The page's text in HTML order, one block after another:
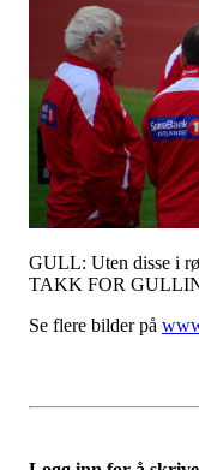
GULL: Uten disse i
TAKK FOR
Se flere bilder på